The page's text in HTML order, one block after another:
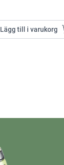
Lägg till i varukorg